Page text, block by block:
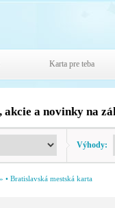
Karta pre teba
a novinky na
Výhody:
• Bratislavská mestská karta